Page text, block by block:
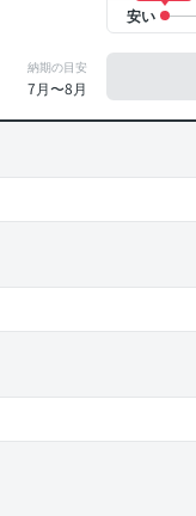
納期の目安
7月〜8月